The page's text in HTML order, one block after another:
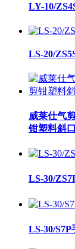
LY-10/
LS-20/
威莱仕气
钳塑料斜
LS-30/
LS-30/